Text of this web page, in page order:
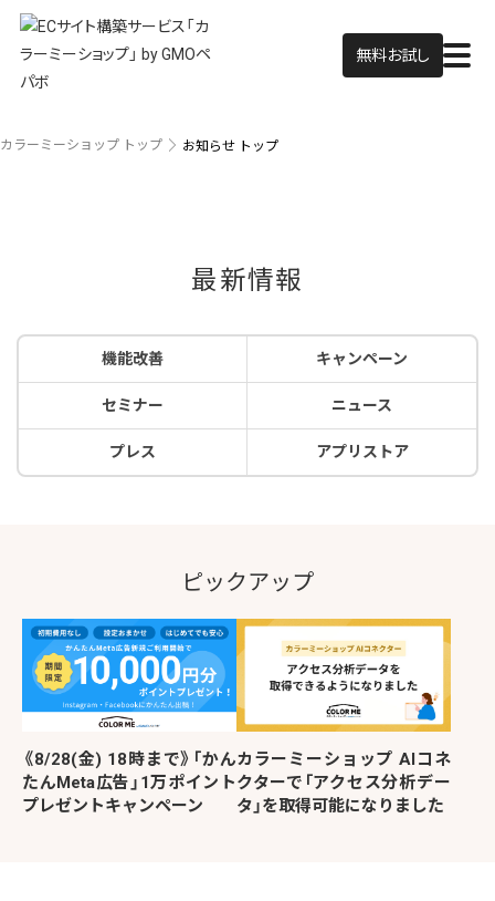
無料お試し
カラーミーショップ トップ お知らせ トップ
最新情報
機能改善 キャンペーン
セミナー ニュース
プレス アプリストア
ピックアップ
《8/28(金) 18時まで》「かん
たんMeta広告」1万ポイント
プレゼントキャンペーン
カラーミーショップ AIコネ
クターで「アクセス分析デー
タ」を取得可能になりました